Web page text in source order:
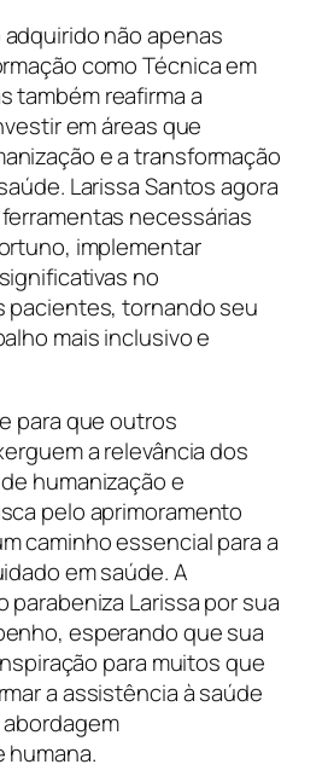
não apenas
como Técnica em
também reafirma a
em áreas que
e a transformação
Larissa Santos agora
necessárias
implementar
no
pacientes, tornando seu
mais inclusivo e
para que outros
a relevância dos
humanização e
pelo aprimoramento
caminho essencial para a
em saúde. A
parabeniza Larissa por sua
esperando que sua
para muitos que
a assistência à saúde
humana.